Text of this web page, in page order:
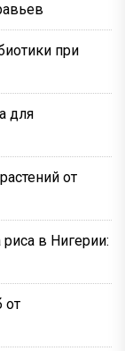
при
для
от
в Нигерии:
от